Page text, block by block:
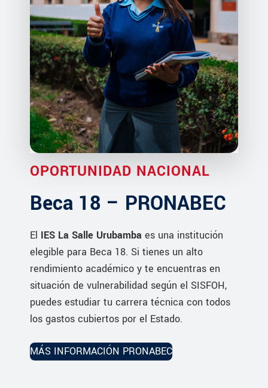
OPORTUNIDAD NACIONAL
Beca 18 – PRONABEC
El IES La Salle Urubamba es una institución
elegible para Beca 18. Si tienes un alto
rendimiento académico y te encuentras en
situación de vulnerabilidad según el SISFOH,
puedes estudiar tu carrera técnica con todos
los gastos cubiertos por el Estado.
MÁS INFORMACIÓN PRONABEC